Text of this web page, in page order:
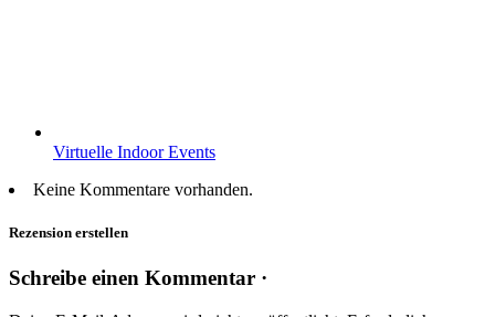
Virtuelle Indoor Events
Keine Kommentare vorhanden.
Rezension erstellen
Schreibe einen Kommentar ·